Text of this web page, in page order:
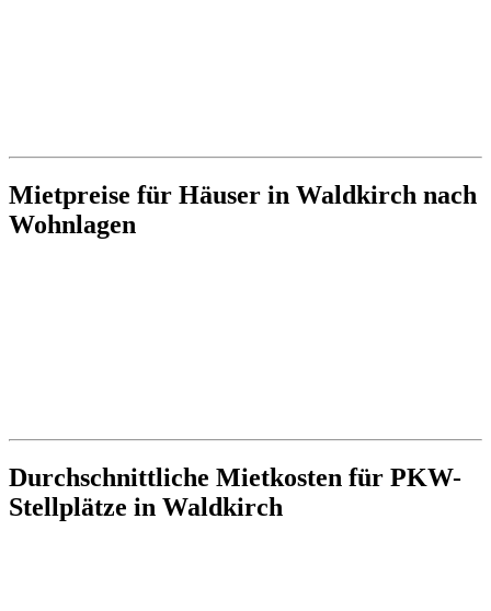
Mietpreise für Häuser in Waldkirch nach
Wohnlagen
Durchschnittliche Mietkosten für PKW-
Stellplätze in Waldkirch